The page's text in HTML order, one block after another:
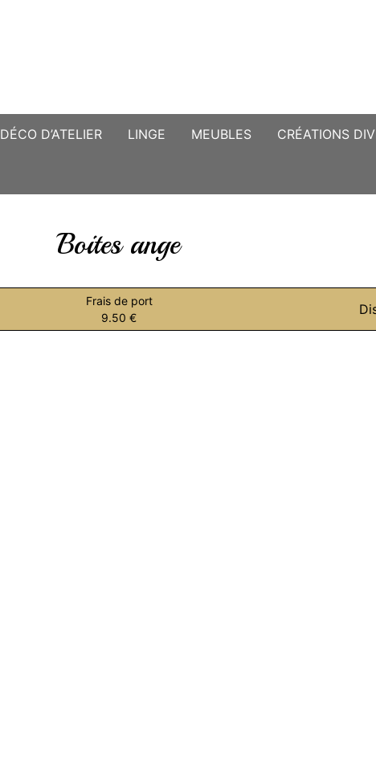
DÉCO D’ATELIER LINGE MEUBLES CRÉATIONS
Boites ange
Frais de port
9.50 €